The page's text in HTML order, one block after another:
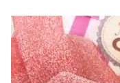
Coffret bonbon